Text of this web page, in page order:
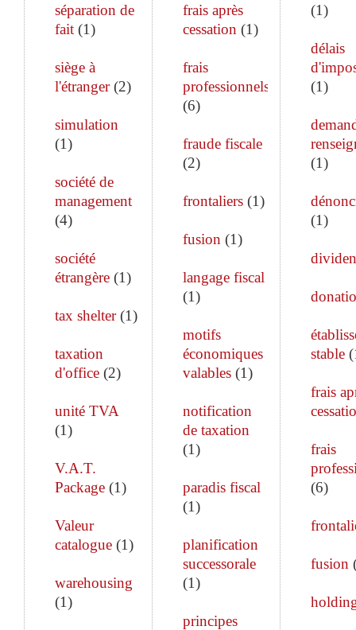
séparation de
fait (1)
siège à
l'étranger(2)
simulation
(1)
société de
management
(4)
société
étrangère (1)
tax shelter(1)
taxation
d'office (2)
unité TVA
(1)
V.A.T.
Package (1)
Valeur
catalogue (1)
warehousing
(1)
frais après
cessation (1)
frais
professionnels
(6)
fraude fiscale
(2)
frontaliers(1)
fusion (1)
langage fiscal
(1)
motifs
économiques
valables(1)
notification
de taxation
(1)
paradis fiscal
(1)
planification
successorale
(1)
principes
(1)
délais
(1)
(1)
(1)
stable(
frais
frais
(6)
fusion